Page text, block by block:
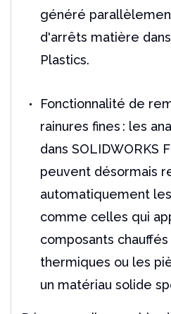
généré
d'arrêts matière
Plastics.
Fonctionnalité de
rainures fines : les
dans SOLIDWORKS
peuvent désormais
automatiquement
comme celles qui
composants
thermiques ou les
un matériau solide